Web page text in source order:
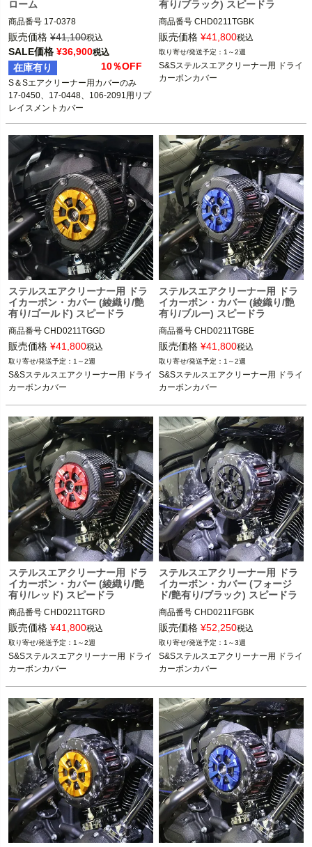
ローム
商品番号 17-0378
(D型番:DS289404/B型番:493875)
S&S Cycle (エス・アンド・エス)
販売価格 ¥41,100税込
SALE価格 ¥36,900税込
在庫有り 10％OFF
S＆Sエアクリーナー用カバーのみ
17-0450、17-0448、106-2091用リプ
有り/ブラック) スピードラ
商品番号 CHD0211TGBK
販売価格 ¥41,800税込
1～2週
S&Sステルスエアクリーナー用 ドライ
カーボンカバー
ステルスエアクリーナー用 ドラ
イカーボン・カバー (綾織り/艶
有り/ゴールド) スピードラ
商品番号 CHD0211TGGD
販売価格 ¥41,800税込
1～2週
S&Sステルスエアクリーナー用 ドライ
カーボンカバー
ステルスエアクリーナー用 ドラ
イカーボン・カバー (綾織り/艶
有り/ブルー) スピードラ
商品番号 CHD0211TGBE
販売価格 ¥41,800税込
1～2週
S&Sステルスエアクリーナー用 ドライ
カーボンカバー
ステルスエアクリーナー用 ドラ
イカーボン・カバー (綾織り/艶
有り/レッド) スピードラ
商品番号 CHD0211TGRD
販売価格 ¥41,800税込
1～2週
S&Sステルスエアクリーナー用 ドライ
カーボンカバー
ステルスエアクリーナー用 ドラ
イカーボン・カバー (フォージ
ド/艶有り/ブラック) スピードラ
商品番号 CHD0211FGBK
販売価格 ¥52,250税込
1～3週
S&Sステルスエアクリーナー用 ドライ
カーボンカバー